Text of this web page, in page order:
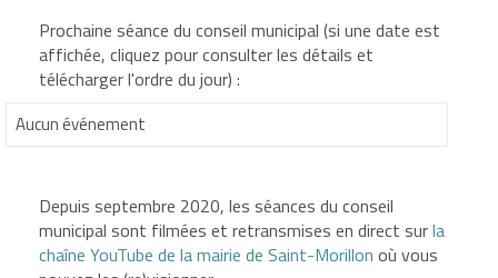
Prochaine séance du conseil municipal (si une date est
affichée, cliquez pour consulter les détails et
télécharger l'ordre du jour) :
Aucun événement
Depuis septembre 2020, les séances du conseil
municipal sont filmées et retransmises en direct surla
chaîne YouTube de la mairie de Saint-Morillon où vous